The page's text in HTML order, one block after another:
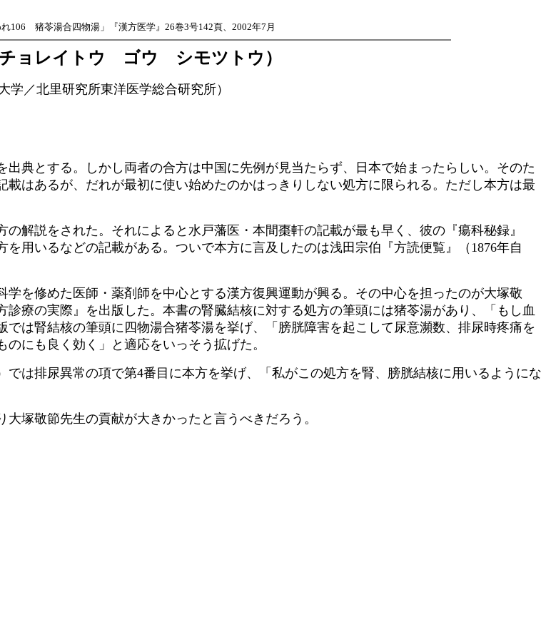
106 猪苓湯合四物湯」『漢方医学』26巻3号142頁、2002年7月
チョレイトウ ゴウ シモツトウ）
学／北里研究所東洋医学総合研究所）
典とする。しかし両者の合方は中国に先例が見当たらず、日本で始まったらしい。そのた
はあるが、だれが最初に使い始めたのかはっきりしない処方に限られる。ただし本方は最
解説をされた。それによると水戸藩医・本間棗軒の記載が最も早く、彼の『瘍科秘録』
を用いるなどの記載がある。ついで本方に言及したのは浅田宗伯『方読便覧』（1876年自
を修めた医師・薬剤師を中心とする漢方復興運動が興る。その中心を担ったのが大塚敬
療の実際』を出版した。本書の腎臓結核に対する処方の筆頭には猪苓湯があり、「もし血
は腎結核の筆頭に四物湯合猪苓湯を挙げ、「膀胱障害を起こして尿意瀕数、排尿時疼痛を
にも良く効く」と適応をいっそう拡げた。
は排尿異常の項で第4番目に本方を挙げ、「私がこの処方を腎、膀胱結核に用いるようにな
塚敬節先生の貢献が大きかったと言うべきだろう。